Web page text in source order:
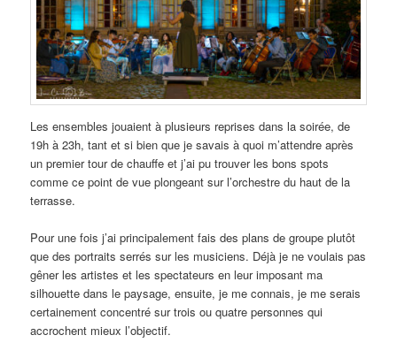
Les ensembles jouaient à plusieurs reprises dans la soirée, de
19h à 23h, tant et si bien que je savais à quoi m’attendre après
un premier tour de chauffe et j’ai pu trouver les bons spots
comme ce point de vue plongeant sur l’orchestre du haut de la
terrasse.
Pour une fois j’ai principalement fais des plans de groupe plutôt
que des portraits serrés sur les musiciens. Déjà je ne voulais pas
gêner les artistes et les spectateurs en leur imposant ma
silhouette dans le paysage, ensuite, je me connais, je me serais
certainement concentré sur trois ou quatre personnes qui
accrochent mieux l’objectif.